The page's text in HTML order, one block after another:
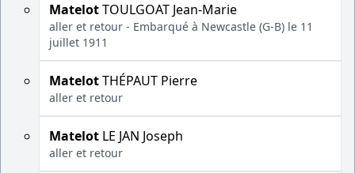
MatelotTOULGOAT Jean-Marie
aller et retour - Embarqué à Newcastle (G-B) le 11
juillet 1911
MatelotTHÉPAUT Pierre
aller et retour
Matelot LE JAN Joseph
aller et retour